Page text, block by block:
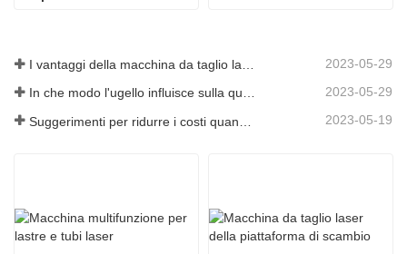
2023-05-29
In che modo l'ugello influisce sulla qualità del taglio laser? 2023-05-29
2023-05-19